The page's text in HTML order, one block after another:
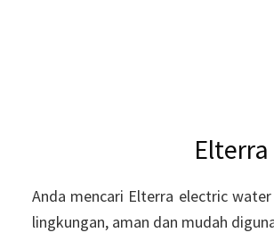
Anda mencari Elterra electric
lingkungan, aman dan mudah